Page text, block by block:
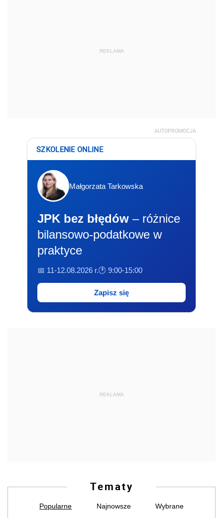
REKLAMA
AUTOPROMOCJA
SZKOLENIE ONLINE
Małgorzata Tarkowska
JPK bez błędów – różnice
bilansowo-podatkowe w
praktyce
📅 11-12.08.2026 r.🕐 9:00-15:00
Zapisz się
REKLAMA
Tematy
Popularne Najnowsze Wybrane